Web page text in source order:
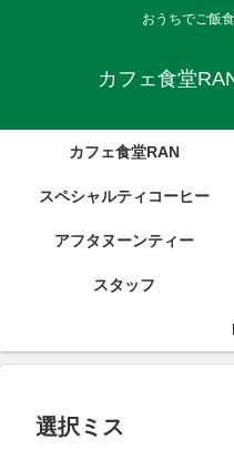
おうちでご飯
カフェ食堂
カフェ食堂RAN
スペシャルティコーヒー
アフタヌーンティー
スタッフ
選択ミス